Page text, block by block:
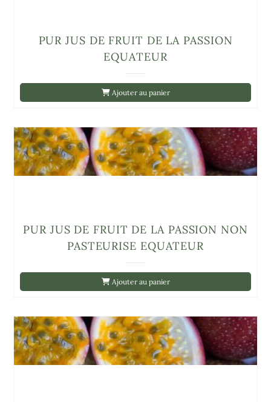
Ajouter au panier
PUR JUS DE FRUIT DE LA PASSION
EQUATEUR
Ajouter au panier
PUR JUS DE FRUIT DE LA PASSION NON
PASTEURISE EQUATEUR